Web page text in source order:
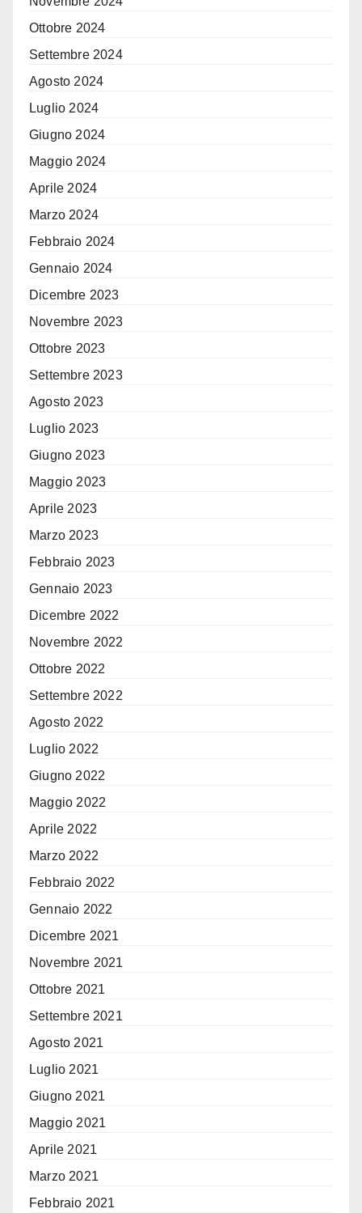
Ottobre 2024
Settembre 2024
Agosto 2024
Luglio 2024
Giugno 2024
Maggio 2024
Aprile 2024
Marzo 2024
Febbraio 2024
Gennaio 2024
Dicembre 2023
Novembre 2023
Ottobre 2023
Settembre 2023
Agosto 2023
Luglio 2023
Giugno 2023
Maggio 2023
Aprile 2023
Marzo 2023
Febbraio 2023
Gennaio 2023
Dicembre 2022
Novembre 2022
Ottobre 2022
Settembre 2022
Agosto 2022
Luglio 2022
Giugno 2022
Maggio 2022
Aprile 2022
Marzo 2022
Febbraio 2022
Gennaio 2022
Dicembre 2021
Novembre 2021
Ottobre 2021
Settembre 2021
Agosto 2021
Luglio 2021
Giugno 2021
Maggio 2021
Aprile 2021
Marzo 2021
Febbraio 2021